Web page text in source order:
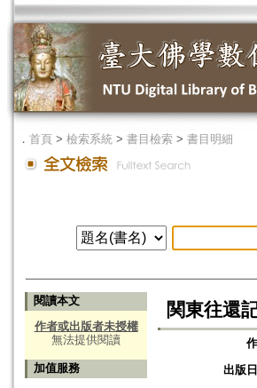
． 首頁 > 檢索系統 > 書目檢索 > 書目明細
閱讀本文
作者或出版者未授權
無法提供閱讀
加值服務
関東往還
出版